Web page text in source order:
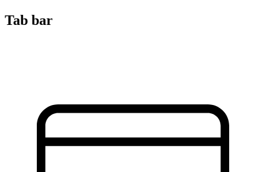
Tab bar